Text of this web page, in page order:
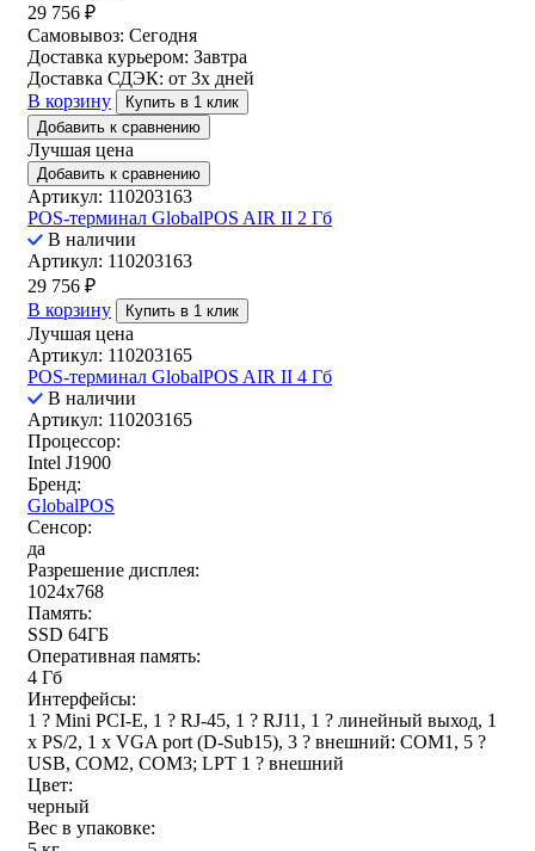
29 756 ₽
Самовывоз: Сегодня
Доставка курьером: Завтра
Доставка СДЭК: от 3х дней
В корзину
Купить в 1 клик
Добавить к сравнению
Лучшая цена
Добавить к сравнению
Артикул: 110203163
POS-терминал GlobalPOS AIR II 2 Гб
В наличии
Артикул: 110203163
29 756 ₽
В корзину
Купить в 1 клик
Лучшая цена
Артикул: 110203165
POS-терминал GlobalPOS AIR II 4 Гб
В наличии
Артикул: 110203165
Процессор:
Intel J1900
Бренд:
GlobalPOS
Сенсор:
да
Разрешение дисплея:
1024x768
Память:
SSD 64ГБ
Оперативная память:
4 Гб
Интерфейсы:
1 ? Mini PCI-E, 1 ? RJ-45, 1 ? RJ11, 1 ? линейный выход, 1
x PS/2, 1 x VGA port (D-Sub15), 3 ? внешний: COM1, 5 ?
USB, COM2, COM3; LPT 1 ? внешний
Цвет:
черный
Вес в упаковке: